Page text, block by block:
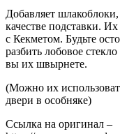
Добавляет
качестве подставки.
с Кекметом. Будьте
разбить лобовое
вы их швырнете.
(Можно их
двери в особняке)
Ссылка на оригинал –